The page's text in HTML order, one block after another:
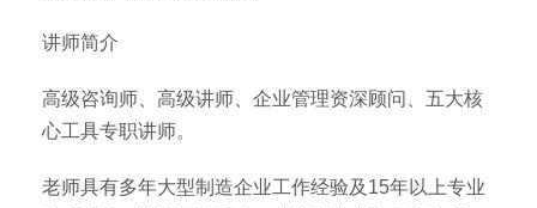
讲师简介
高级咨询师、高级讲师、企业管理资深顾问、五大核
心工具专职讲师。
老师具有多年大型制造企业工作经验及15年以上专业